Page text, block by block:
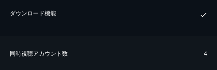
ダウンロード機能
同時視聴アカウント数 4